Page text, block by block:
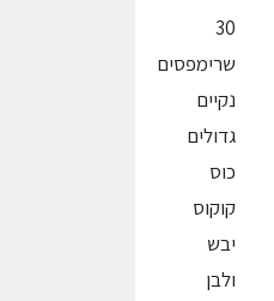
30
שרימפסים
נקיים
גדולים
כוס
קוקוס
יבש
ולבן